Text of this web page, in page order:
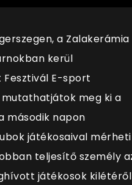
a Zalakerámia
kerül
E-sport
mutathatjátok meg ki a
második napon
játékosaival mérheti
teljesítő személy
játékosok kilétéről